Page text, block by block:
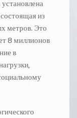
из
метров. Это
8 миллионов
в